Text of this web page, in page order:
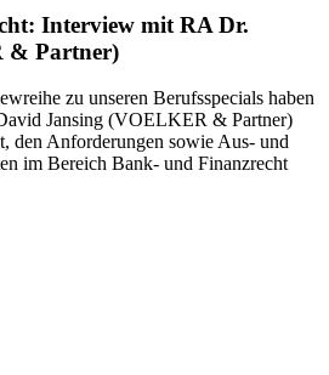
Interview mit RA Dr.
& Partner)
zu unseren Berufsspecials haben
Jansing (VOELKER & Partner)
den Anforderungen sowie Aus- und
im Bereich Bank- und Finanzrecht